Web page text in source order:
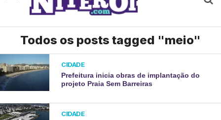
Todos os posts tagged "meio"
CIDADE
Prefeitura inicia obras de implantação do
projeto Praia Sem Barreiras
CIDADE